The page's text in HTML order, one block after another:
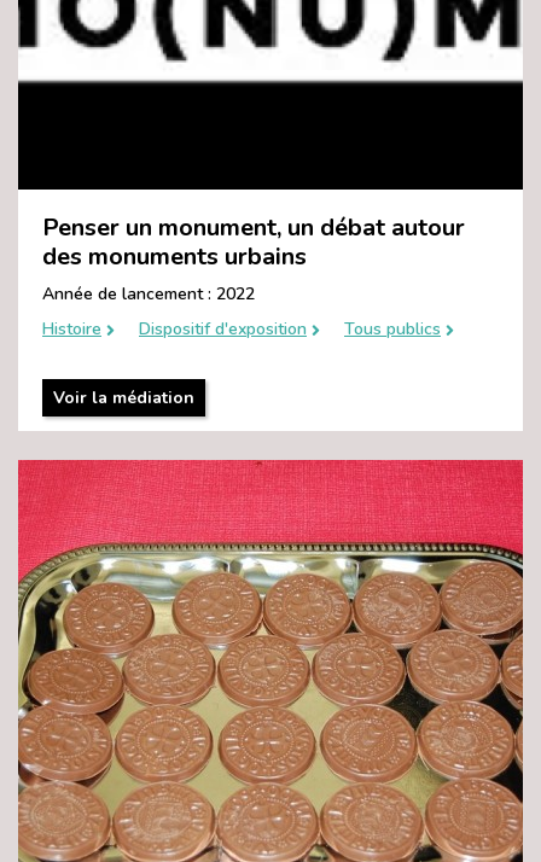
Penser un monument, un débat autour
des monuments urbains
Année de lancement : 2022
Histoire
Dispositif d'exposition Tous publics
Voir la médiation